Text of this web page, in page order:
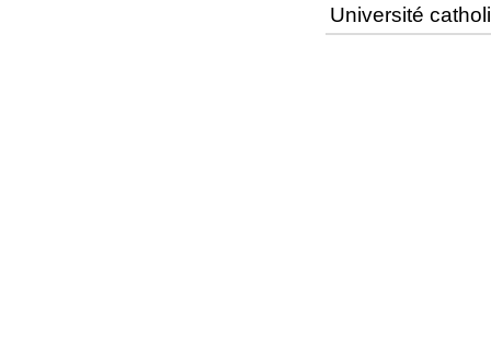
Université